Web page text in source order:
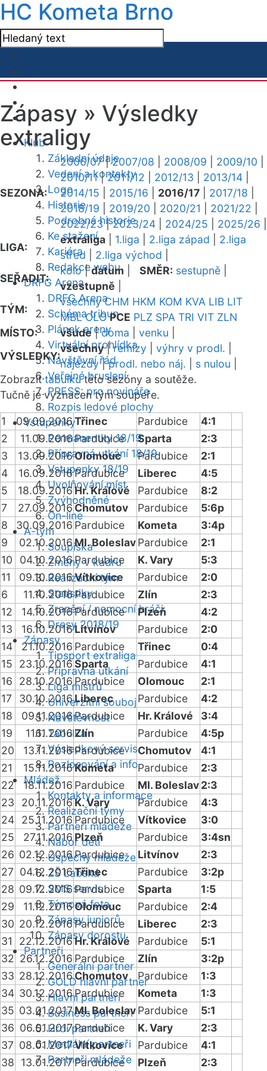
HC Kometa Brno
Klub
Základní údaje
Vedení a kontakty
Logo
Historie
Podrobná historie
Ke stažení
Kariéra
Redakce webu
DRFG Arena
DRFG Arena
Schéma tribun
Plánek areny
Virtuální prohlídka
Návštěvní řád
Veřejné bruslení
PRESS: pro novináře
Rozpis ledové plochy
Vstupenky
Permanentky 18/19
Přípravná utkání 18/19
Vstupenky 18/19
Uvolňování míst
Zvýhodněné
On-line
A-tým
Soupiska
Změny v kádru
Realizační tým
Statistiky
Zranění / nemocní hráči
Dresy 2018/19
Zápasy
Tipsport extraliga
Přípravná utkání
Liga mistrů
Univerzitní souboj
Návštěvnost
Tabulka
Výsledkový servis
Rozlosování a info
Mládež
Kontakty a informace
Realizační týmy
Partneři mládeže
Nábor dětí
Úspěchy mládeže
ZŠ Labská
SMS servis
Týmová fota
Zápasy juniorů
Zápasy dorostu
Partneři
Generální partner
GOLD hlavní partner
Hlavní partneři
Business partneři
Hrdí partneři
Mediální partneři
Partneři mládeže
Zápasy » Výsledky
extraligy
SEZONA:
2006/07|2007/08 2008/09 2009/10
2010/11|2011/12 2012/13 2013/14
2014/15
2015/16 2016/17 2017/18
2018/19
2019/20 2020/21 2021/22
2022/23|2023/24 2024/25 2025/26
LIGA:
extraliga 1.liga 2.liga západ
2.liga
střed
2.liga východ
SEŘADIT:
kolo|datum SMĚR: sestupně
vzestupně
TÝM:
všechny CHM HKM KOM KVA LIB LIT
MBL OLO PCE PLZ SPA TRI VIT ZLN
MÍSTO:
všude|doma venku
VÝSLEDKY:
všechny|remízy výhry v prodl.
nájezdy|prodl. nebo náj. s nulou
Zobrazittabulkutéto sezóny a soutěže.
Tučně je vyznačen tým soupeře.
1 09.09.2016Třinec Pardubice
4:1
2
11.09.2016Pardubice Sparta
2:3
3
13.09.2016Olomouc Pardubice
2:1
4
16.09.2016Pardubice Liberec
4:5
5
18.09.2016Hr. Králové Pardubice
8:2
7
27.09.2016Chomutov Pardubice
5:6p
8
30.09.2016 Pardubice Kometa
3:4p
9
02.10.2016Ml. BoleslavPardubice
2:1
10
04.10.2016Pardubice K. Vary
5:3
11
09.10.2016Vítkovice Pardubice
2:0
6
11.10.2016Pardubice Zlín
2:3
12
14.10.2016Pardubice Plzeň
4:2
13
16.10.2016Litvínov Pardubice
2:0
14
21.10.2016 Pardubice Třinec
0:4
15
23.10.2016Sparta Pardubice
4:1
16
28.10.2016 Pardubice Olomouc
2:1
17
30.10.2016Liberec Pardubice
4:2
18
09.11.2016Pardubice Hr. Králové
3:4
19
11.11.2016 Zlín Pardubice
4:5p
20
13.11.2016Pardubice Chomutov
4:1
21
15.11.2016Kometa Pardubice
2:3
22
18.11.2016 Pardubice Ml. Boleslav2:3
23
20.11.2016K. Vary Pardubice
4:3
24
25.11.2016 Pardubice Vítkovice
3:0
25
27.11.2016 Plzeň Pardubice
3:4sn
26 02.12.2016Pardubice Litvínov
2:3
27 04.12.2016Třinec Pardubice
3:2p
28 09.12.2016Pardubice Sparta
1:5
29
11.12.2016Olomouc Pardubice
2:4
30 20.12.2016Pardubice Liberec
2:3
31
22.12.2016Hr. Králové Pardubice
5:1
32 26.12.2016 Pardubice Zlín
3:2p
33 28.12.2016Chomutov Pardubice
1:3
34 30.12.2016Pardubice Kometa
1:3
35 03.01.2017Ml. BoleslavPardubice
5:1
36 06.01.2017Pardubice K. Vary
2:3
37 08.01.2017Vítkovice Pardubice
4:1
38
13.01.2017Pardubice Plzeň 2:3